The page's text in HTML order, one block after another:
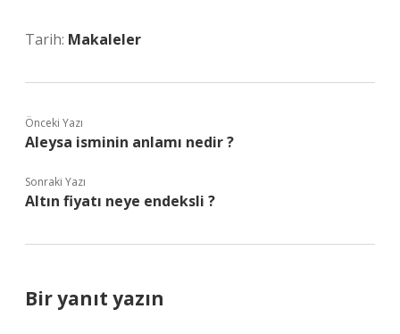
Tarih: Makaleler
Önceki Yazı
Aleysa isminin anlamı nedir ?
Sonraki Yazı
Altın fiyatı neye endeksli ?
Bir yanıt yazın